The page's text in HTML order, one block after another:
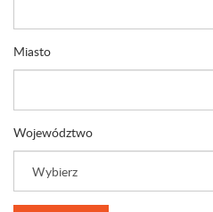
Miasto
Województwo